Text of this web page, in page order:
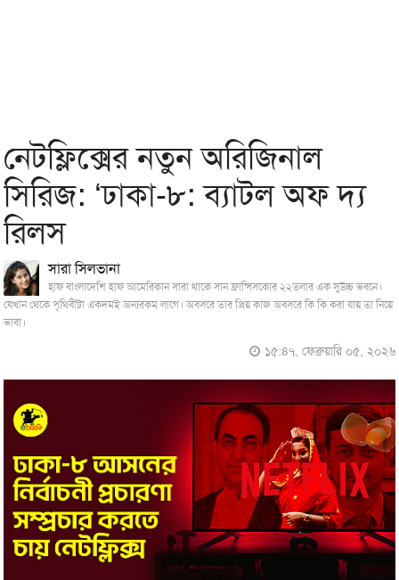
নেটফ্লিক্সের নতুন অরিজিনাল
সিরিজ: ‘ঢাকা-৮: ব্যাটল অফ দ্য
রিলস
সারা সিলভানা
হাফ বাংলাদেশি হাফ আমেরিকান সারা থাকে সান ফ্রান্সিসকোর ২২তলার এক সুউচ্চ ভবনে।
যেখান থেকে পৃথিবীটা একদমই অন্যরকম লাগে। অবসরে তার প্রিয় কাজ অবসরে কি কি করা যায় তা নিয়ে
ভাবা।
১৫:৪৭, ফেব্রুয়ারি ০৫, ২০২৬